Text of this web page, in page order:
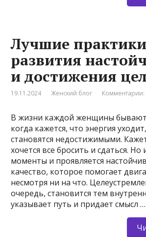
Лучшие
развития
и достижения
19.11.2024 Женский блог Комментарии:
В жизни каждой женщины
когда кажется, что энергия
становятся недостижимыми.
хочется все бросить и сдаться.
моменты и проявляется
качество, которое помогает
несмотря ни на что.
очередь, становится тем
указывает путь и придает смысл …